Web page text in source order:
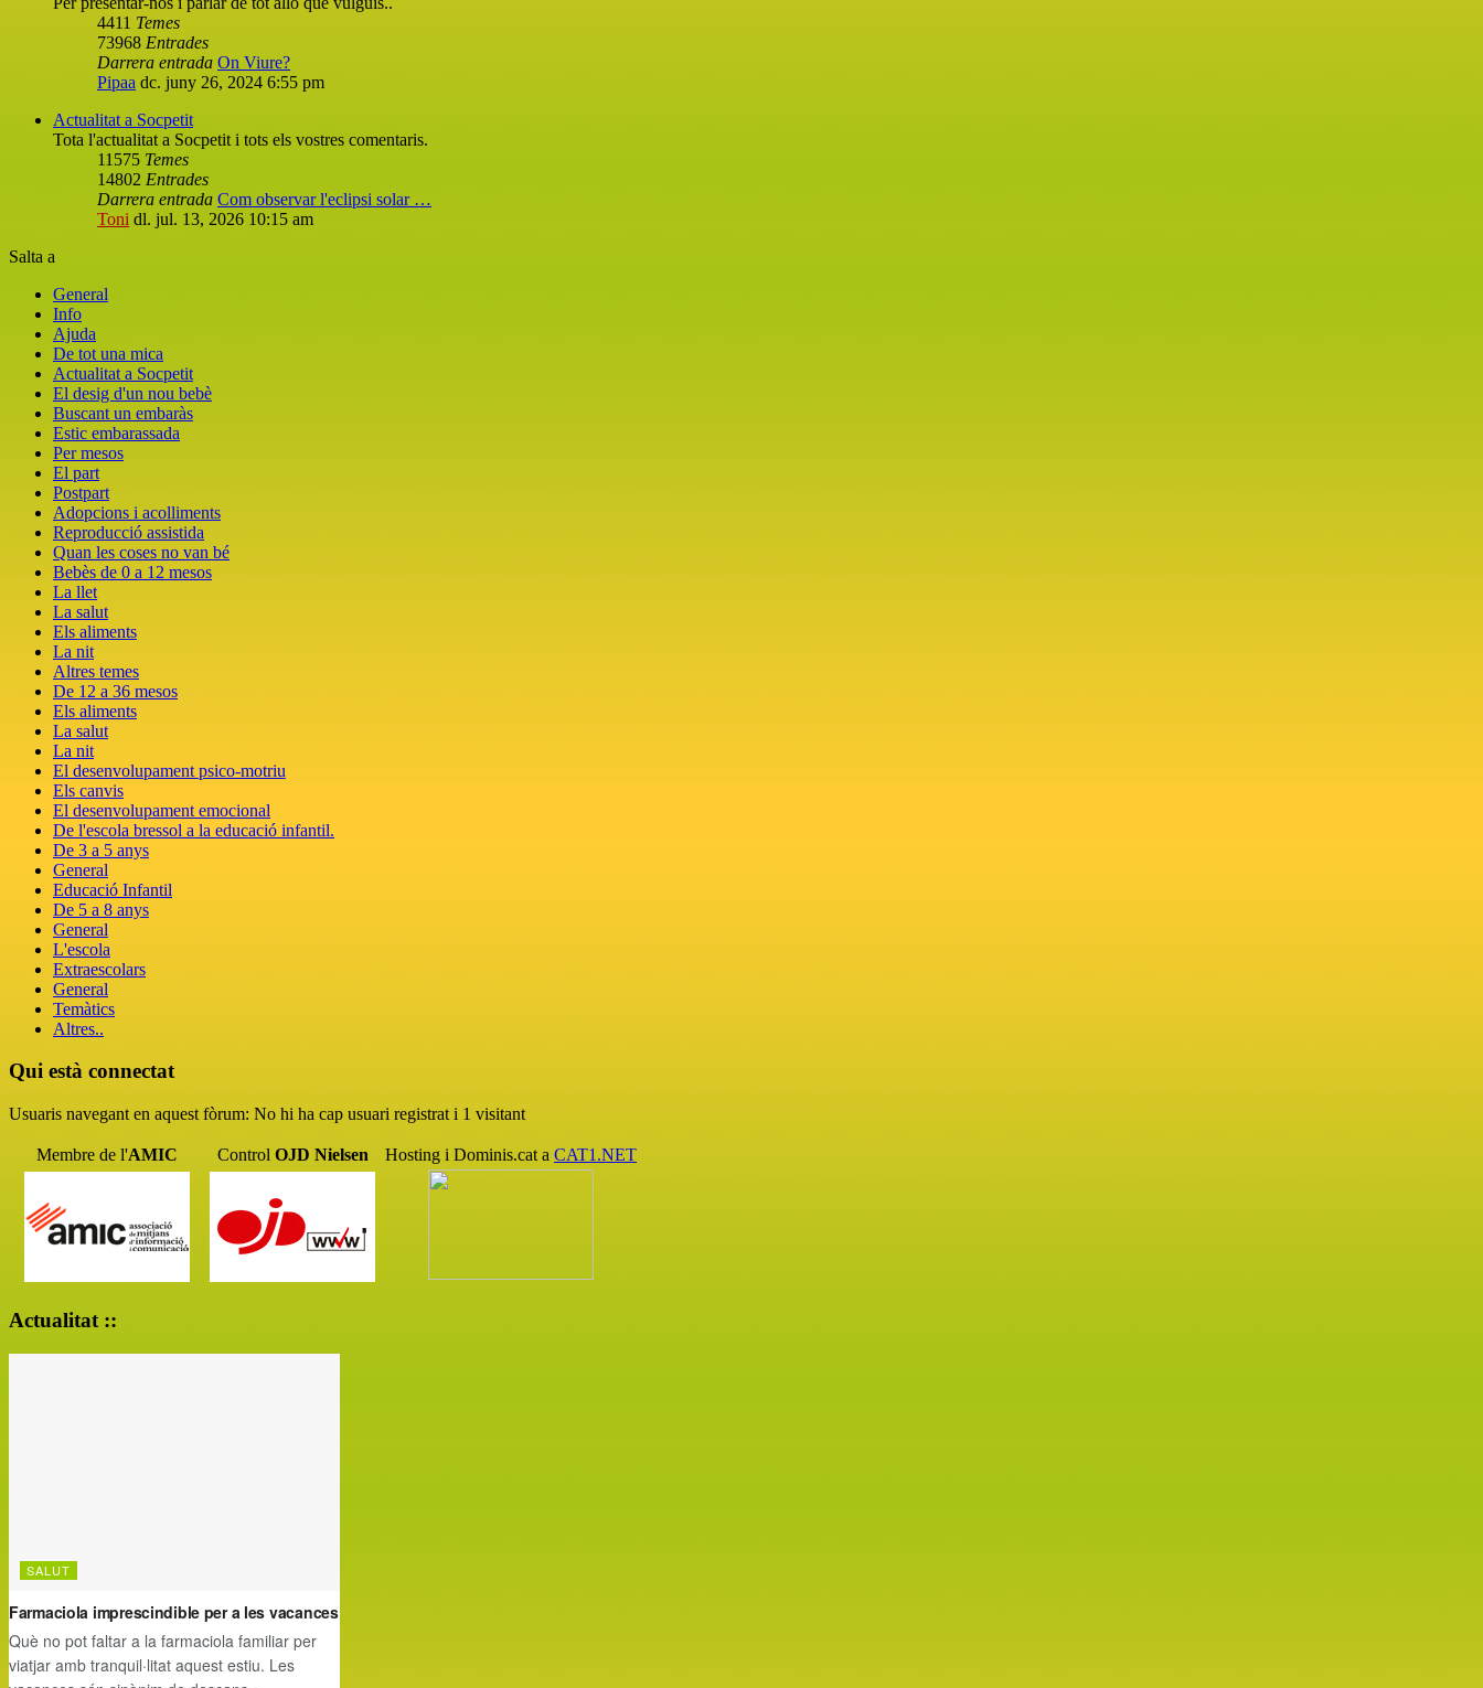
4411 Temes
73968 Entrades
Darrera entrada On Viure?
Pipaa dc. juny 26, 2024 6:55 pm
Actualitat a Socpetit
Tota l'actualitat a Socpetit i tots els vostres comentaris.
11575 Temes
14802 Entrades
Darrera entrada Com observar l'eclipsi solar …
Toni dl. jul. 13, 2026 10:15 am
Salta a
General
Info
Ajuda
De tot una mica
Actualitat a Socpetit
El desig d'un nou bebè
Buscant un embaràs
Estic embarassada
Per mesos
El part
Postpart
Adopcions i acolliments
Reproducció assistida
Quan les coses no van bé
Bebès de 0 a 12 mesos
La llet
La salut
Els aliments
La nit
Altres temes
De 12 a 36 mesos
Els aliments
La salut
La nit
El desenvolupament psico-motriu
Els canvis
El desenvolupament emocional
De l'escola bressol a la educació infantil.
De 3 a 5 anys
General
Educació Infantil
De 5 a 8 anys
General
L'escola
Extraescolars
General
Temàtics
Altres..
Qui està connectat
Usuaris navegant en aquest fòrum: No hi ha cap usuari registrat i 1 visitant
Membre de l'AMIC Control OJD Nielsen Hosting i Dominis.cat a CAT1.NET
Actualitat ::